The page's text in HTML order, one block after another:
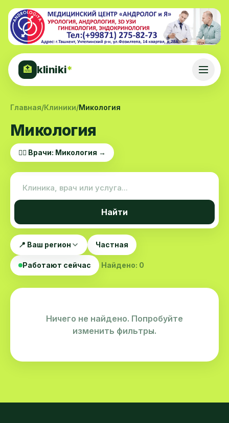
🏥 kliniki*
Главная/Клиники/Микология
Микология
👨‍⚕️ Врачи: Микология →
Найти
📍 Ваш регион Частная
Работают сейчас Найдено: 0
Ничего не найдено. Попробуйте
изменить фильтры.